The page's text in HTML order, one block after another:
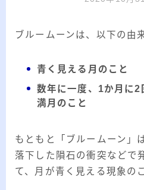
ブルームーンは、以下の由
青く見える月のこと
数年に一度、1か月に2
満月のこと
もともと「ブルームーン」
落下した隕石の衝突などで
て、月が青く見える現象の